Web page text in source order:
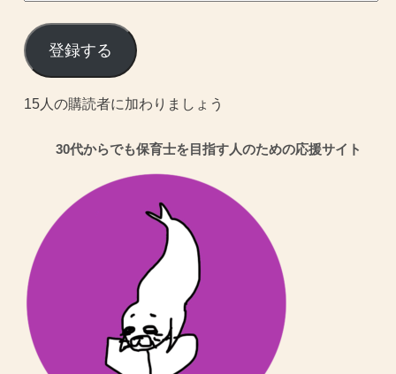
ル
ア
ド
登録する
15人の購読者に加わりましょう
30代からでも保育士を目指す人のための応援サイト